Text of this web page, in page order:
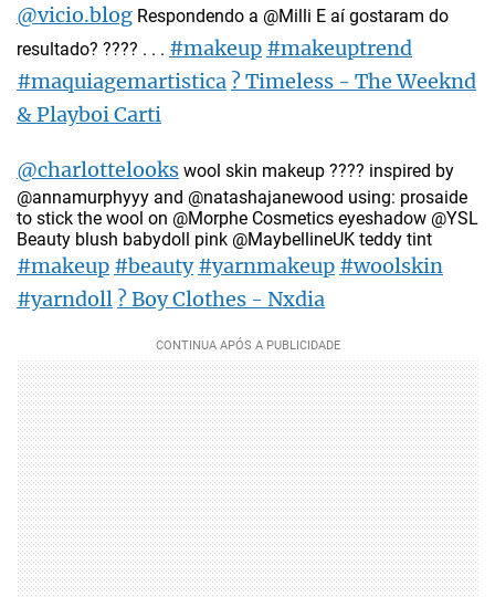
@vicio.blog Respondendo a @Milli E aí gostaram do
resultado? ???? . . . #makeup #makeuptrend
#maquiagemartistica ? Timeless - The Weeknd
& Playboi Carti
@charlottelooks wool skin makeup ???? inspired by
@annamurphyyy and @natashajanewood using: prosaide
to stick the wool on @Morphe Cosmetics eyeshadow @YSL
Beauty blush babydoll pink @MaybellineUK teddy tint
#makeup #beauty #yarnmakeup #woolskin
#yarndoll ? Boy Clothes - Nxdia